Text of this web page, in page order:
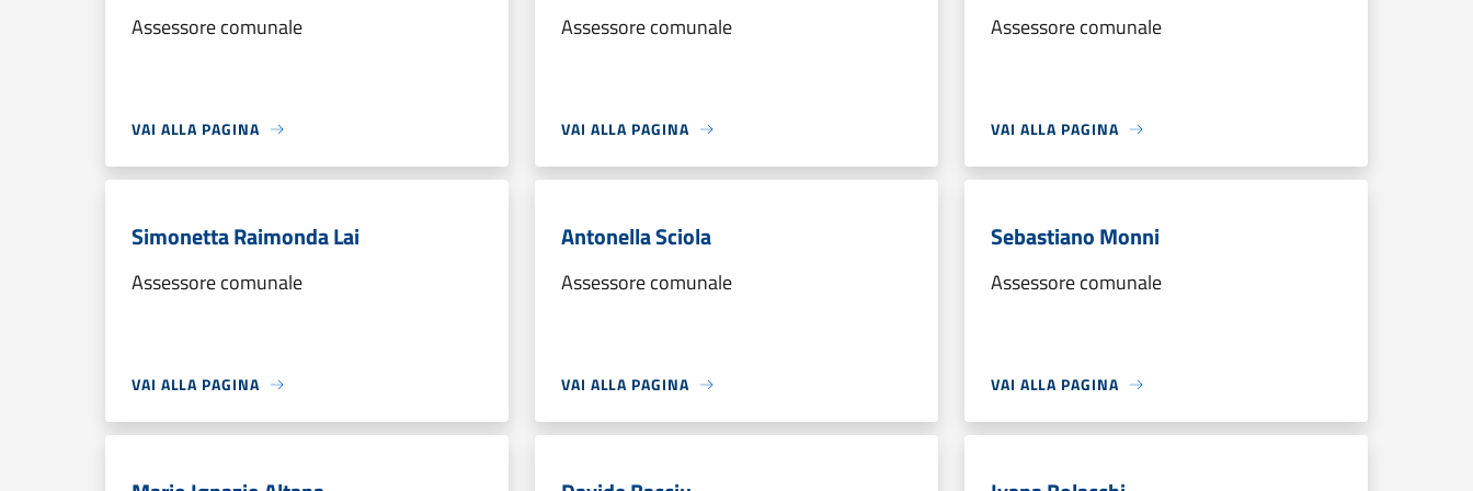
Assessore comunale
VAI ALLA PAGINA
Assessore comunale
VAI ALLA PAGINA
Assessore comunale
VAI ALLA PAGINA
Simonetta Raimonda Lai
Assessore comunale
VAI ALLA PAGINA
Antonella Sciola
Assessore comunale
VAI ALLA PAGINA
Sebastiano Monni
Assessore comunale
VAI ALLA PAGINA